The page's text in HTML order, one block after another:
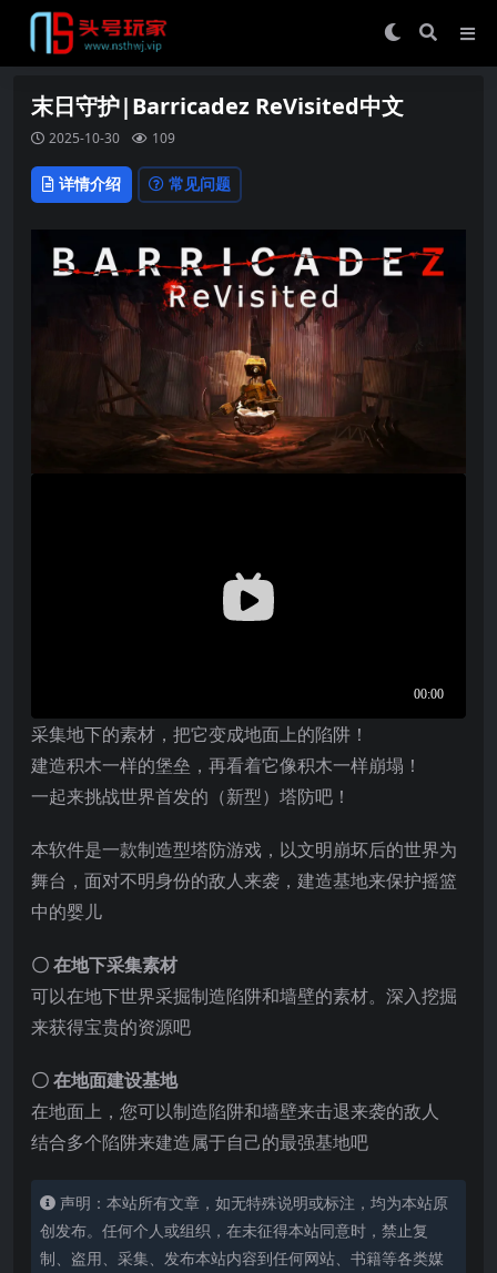
末日守护|Barricadez ReVisited中文
2025-10-30 109
详情介绍 常见问题
采集地下的素材，把它变成地面上的陷阱！
建造积木一样的堡垒，再看着它像积木一样崩塌！
一起来挑战世界首发的（新型）塔防吧！
本软件是一款制造型塔防游戏，以文明崩坏后的世界为
舞台，面对不明身份的敌人来袭，建造基地来保护摇篮
中的婴儿
〇 在地下采集素材
可以在地下世界采掘制造陷阱和墙壁的素材。深入挖掘
来获得宝贵的资源吧
〇 在地面建设基地
在地面上，您可以制造陷阱和墙壁来击退来袭的敌人
结合多个陷阱来建造属于自己的最强基地吧
声明：本站所有文章，如无特殊说明或标注，均为本站原
创发布。任何个人或组织，在未征得本站同意时，禁止复
制、盗用、采集、发布本站内容到任何网站、书籍等各类媒